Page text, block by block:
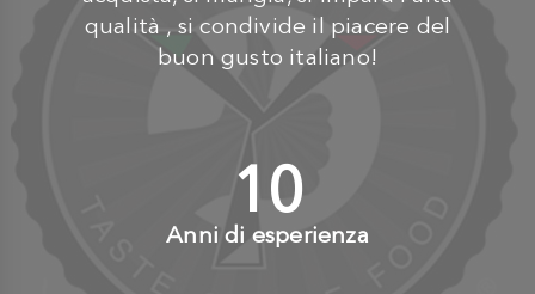
qualità , si condivide il piacere del
buon gusto italiano!
10+
Anni di esperienza